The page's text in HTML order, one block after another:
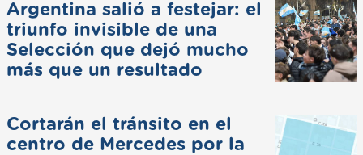
Argentina salió a festejar: el
triunfo invisible de una
Selección que dejó mucho
más que un resultado
Cortarán el tránsito en el
centro de Mercedes por la